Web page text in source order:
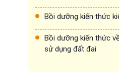
Bồi dưỡng kiến thức
Bồi dưỡng kiến thức
sử dụng đất đai